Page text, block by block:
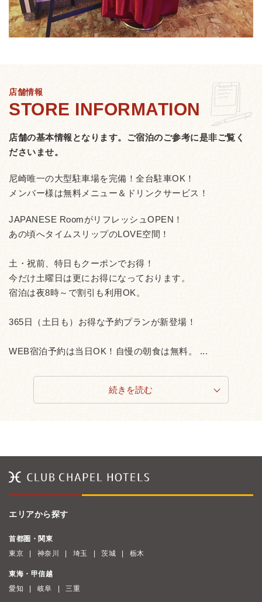
店舗情報
店舗の基本情報となります。 ご宿泊のご参考に是非ご覧く
ださいませ。
尼崎唯一の大型駐車場を完備！全台駐車OK！
メンバー様は無料メニュー＆ドリンクサービス！
JAPANESE RoomがリフレッシュOPEN！
あの頃へタイムスリップのLOVE空間！
土・祝前、特日もクーポンでお得！
今だけ土曜日は更にお得になっております。
宿泊は夜8時～で割引も利用OK。
365日（土日も）お得な予約プランが新登場！
WEB宿泊予約は当日OK！自慢の朝食は無料。 ...
続きを読む
エリアから探す
首都圏・関東
東京
神奈川 埼玉 茨城 栃木
東海・甲信越
愛知
岐阜 三重